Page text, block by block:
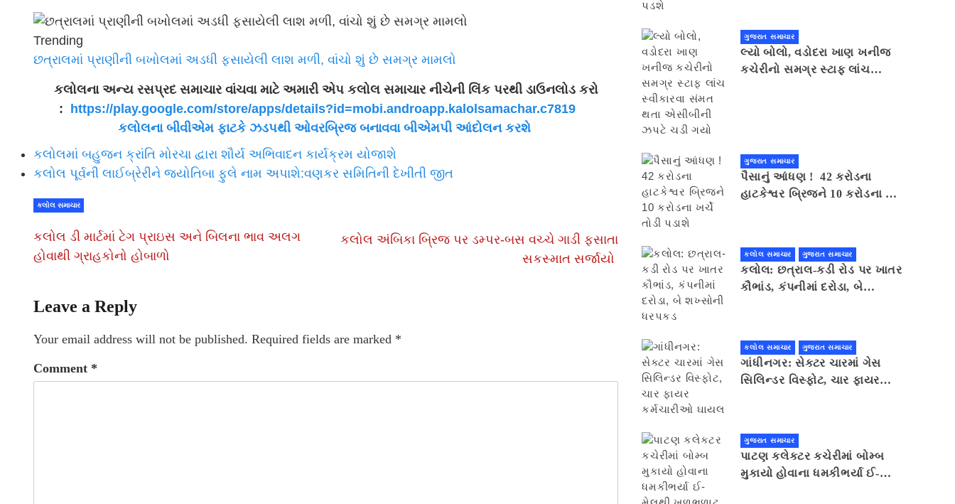
Trending
છત્રાલમાં પ્રાણીની બખોલમાં અડધી ફસાયેલી લાશ મળી, વાંચો શું છે સમગ્ર મામલો
કલોલના અન્ય રસપ્રદ સમાચાર વાંચવા માટે અમારી એપ કલોલ સમાચાર નીચેની લિંક પરથી ડાઉનલોડ કરો
: https://play.google.com/store/apps/details?id=mobi.androapp.kalolsamachar.c7819
કલોલના બીવીએમ ફાટકે ઝડપથી ઓવરબ્રિજ બનાવવા બીએમપી આંદોલન કરશે
કલોલમાં બહુજન ક્રાંતિ મોરચા દ્વારા શૌર્ય અભિવાદન કાર્યક્રમ યોજાશે
કલોલ પૂર્વની લાઈબ્રેરીને જ્યોતિબા ફુલે નામ અપાશે:વણકર સમિતિની દેખીતી જીત
કલોલ સમાચાર
કલોલ ડી માર્ટમાં ટેગ પ્રાઇસ અને બિલના ભાવ અલગ
હોવાથી ગ્રાહકોનો હોબાળો
કલોલ અંબિકા બ્રિજ પર ડમ્પર-બસ વચ્ચે ગાડી ફસાતા
સકસ્માત સર્જાયો
Leave a Reply
Your email address will not be published. Required fields are marked *
Comment *
ગુજરાત સમાચાર
લ્યો બોલો, વડોદરા ખાણ ખનીજ
કચેરીનો સમગ્ર સ્ટાફ લાંચ
ગુજરાત સમાચાર
પૈસાનું આંધણ ! 42 કરોડના
હાટકેશ્વર બ્રિજને 10 કરોડના ખર્ચે
કલોલ સમાચાર ગુજરાત સમાચાર
કલોલ: છત્રાલ-કડી રોડ પર ખાતર
કૌભાંડ, કંપનીમાં દરોડા, બે
કલોલ સમાચાર ગુજરાત સમાચાર
ગાંધીનગર: સેક્ટર ચારમાં ગેસ
સિલિન્ડર વિસ્ફોટ, ચાર ફાયર
ગુજરાત સમાચાર
પાટણ કલેકટર કચેરીમાં બોમ્બ
મુકાયો હોવાના ધમકીભર્યા ઈ-